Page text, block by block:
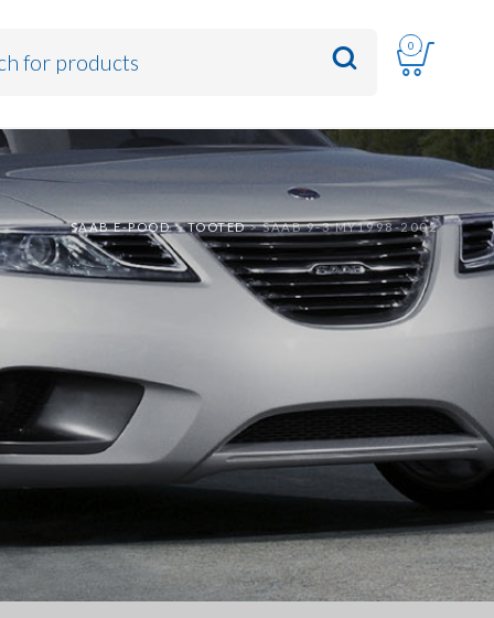
0
SAAB E-POOD>TOOTED>SAAB 9-3 MY1998-2002